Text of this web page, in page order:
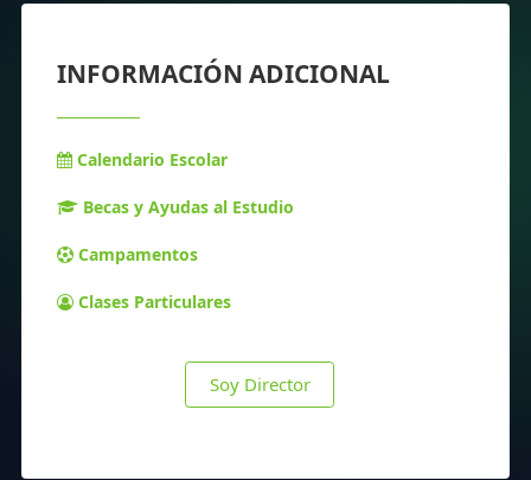
INFORMACIÓN ADICIONAL
Calendario Escolar
Becas y Ayudas al Estudio
Campamentos
Clases Particulares
Soy Director